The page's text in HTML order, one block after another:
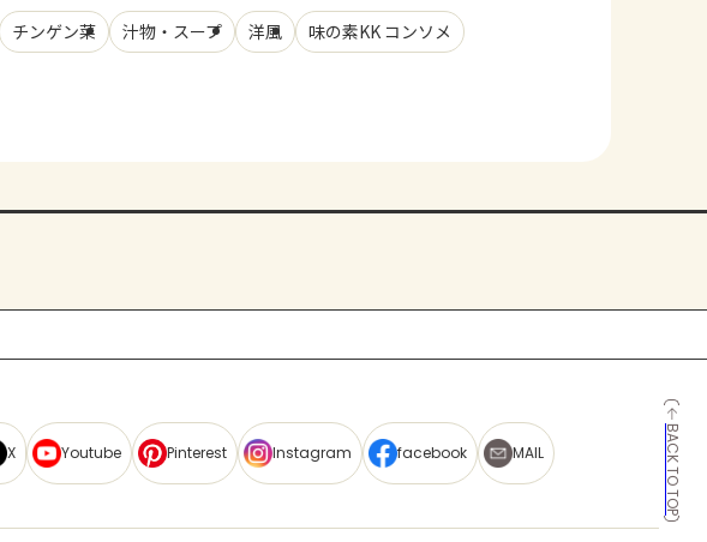
チンゲン菜 汁物・スープ 洋風
味の素KK コンソメ
BACK TO TOP
X Youtube Pinterest Instagram facebook MAIL